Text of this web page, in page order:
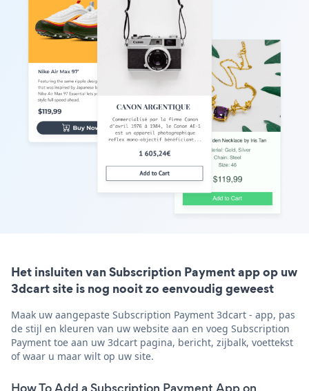
Het insluiten van Subscription Payment app op uw
3dcart site is nog nooit zo eenvoudig geweest
Maak uw aangepaste Subscription Payment 3dcart - app, pas
de stijl en kleuren van uw website aan en voeg Subscription
Payment toe aan uw 3dcart pagina, bericht, zijbalk, voettekst
of waar u maar wilt op uw site.